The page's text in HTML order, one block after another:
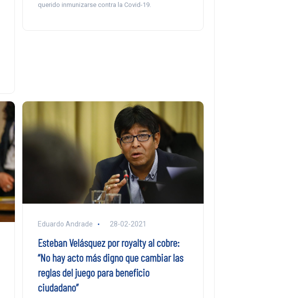
querido inmunizarse contra la Covid-19.
Eduardo Andrade 28-02-2021
Esteban Velásquez por royalty al cobre:
“No hay acto más digno que cambiar las
reglas del juego para beneficio
ciudadano”